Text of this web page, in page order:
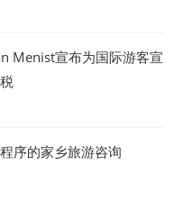
Menist宣布为国际游客宣
序的家乡旅游咨询